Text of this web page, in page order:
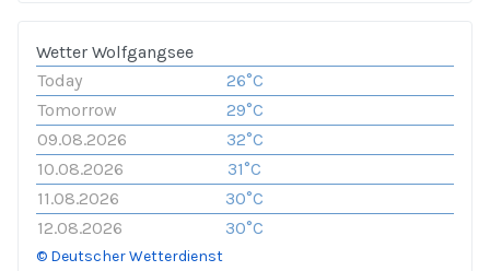
Wetter Wolfgangsee
Today
26°C
Tomorrow
29°C
09.08.2026
32°C
10.08.2026
31°C
11.08.2026
30°C
12.08.2026
30°C
© Deutscher Wetterdienst